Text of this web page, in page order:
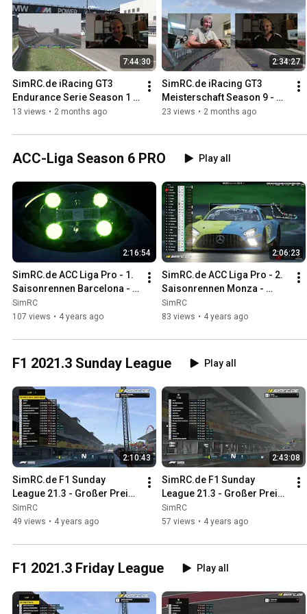
7:44:30
SimRC.de iRacing GT3
Endurance Serie Season 1 -
Rennen 7 - Nürburgring GP -
13 views • 2 months ago
2:34:27
SimRC.de iRacing GT3
Meisterschaft Season 9 -
Rennen 6 - Nürburgring GP -
23 views • 2 months ago
ACC-Liga Season 6 PRO Play all
2:16:54
SimRC.de ACC Liga Pro - 1.
Saisonrennen Barcelona -
05.02.2022, 18:00 Uhr
SimRC
107 views • 4 years ago
2:06:23
SimRC.de ACC Liga Pro - 2.
Saisonrennen Monza -
27.02.2022, 13:00 Uhr
SimRC
83 views • 4 years ago
F1 2021.3 Sunday League Play all
2:10:43
SimRC.de F1 Sunday
League 21.3 - Großer Preis
von Japan - 13.03.2022,
18:00 Uhr
SimRC
49 views • 4 years ago
2:43:08
SimRC.de F1 Sunday
League 21.3 - Großer Preis
der USA - 20.03.2022, 18:30
Uhr
SimRC
57 views • 4 years ago
F1 2021.3 Friday League Play all